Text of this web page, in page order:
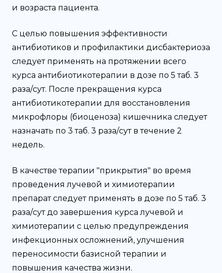
и возраста пациента.
С целью повышения эффективности
антибиотиков и профилактики дисбактериоза
следует применять на протяжении всего
курса антибиотикотерапии в дозе по 5 таб. 3
раза/сут. После прекращения курса
антибиотикотерапии для восстановления
микрофлоры (биоценоза) кишечника следует
назначать по 3 таб. 3 раза/сут в течение 2
недель.
В качестве терапии "прикрытия" во время
проведения лучевой и химиотерапии
препарат следует применять в дозе по 5 таб. 3
раза/сут до завершения курса лучевой и
химиотерапии с целью предупреждения
инфекционных осложнений, улучшения
переносимости базисной терапии и
повышения качества жизни.